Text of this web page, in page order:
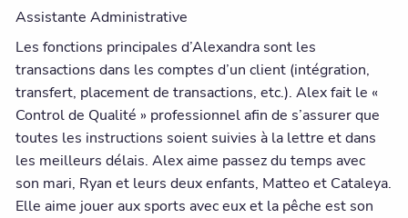
Assistante Administrative
Les fonctions principales d’Alexandra sont les
transactions dans les comptes d’un client (intégration,
transfert, placement de transactions, etc.). Alex fait le «
Control de Qualité » professionnel afin de s’assurer que
toutes les instructions soient suivies à la lettre et dans
les meilleurs délais. Alex aime passez du temps avec
son mari, Ryan et leurs deux enfants, Matteo et Cataleya.
Elle aime jouer aux sports avec eux et la pêche est son